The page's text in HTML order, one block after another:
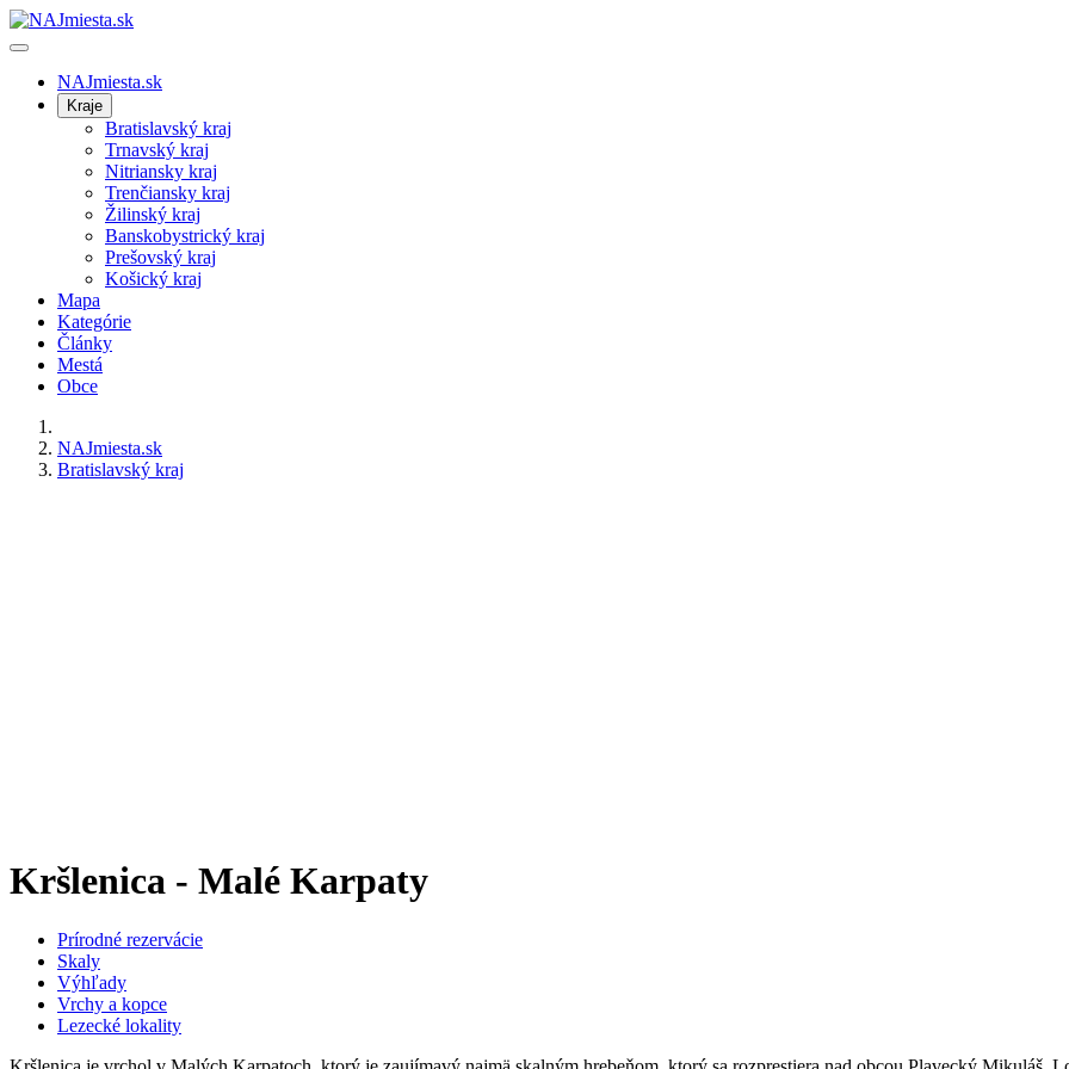
NAJmiesta.sk
Kraje
Bratislavský kraj
Trnavský kraj
Nitriansky kraj
Trenčiansky kraj
Žilinský kraj
Banskobystrický kraj
Prešovský kraj
Košický kraj
Mapa
Kategórie
Články
Mestá
Obce
NAJmiesta.sk
Bratislavský kraj
Kršlenica - Malé Karpaty
Prírodné rezervácie
Skaly
Výhľady
Vrchy a kopce
Lezecké lokality